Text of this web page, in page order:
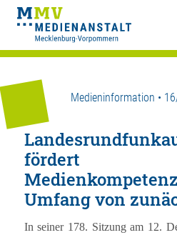
Medieninformation •
fördert
Umfang von
In seiner 178. Sitzung am 12.